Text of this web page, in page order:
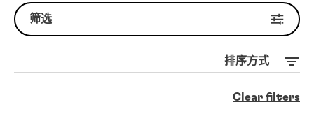
筛选
排序方式
Clear filters